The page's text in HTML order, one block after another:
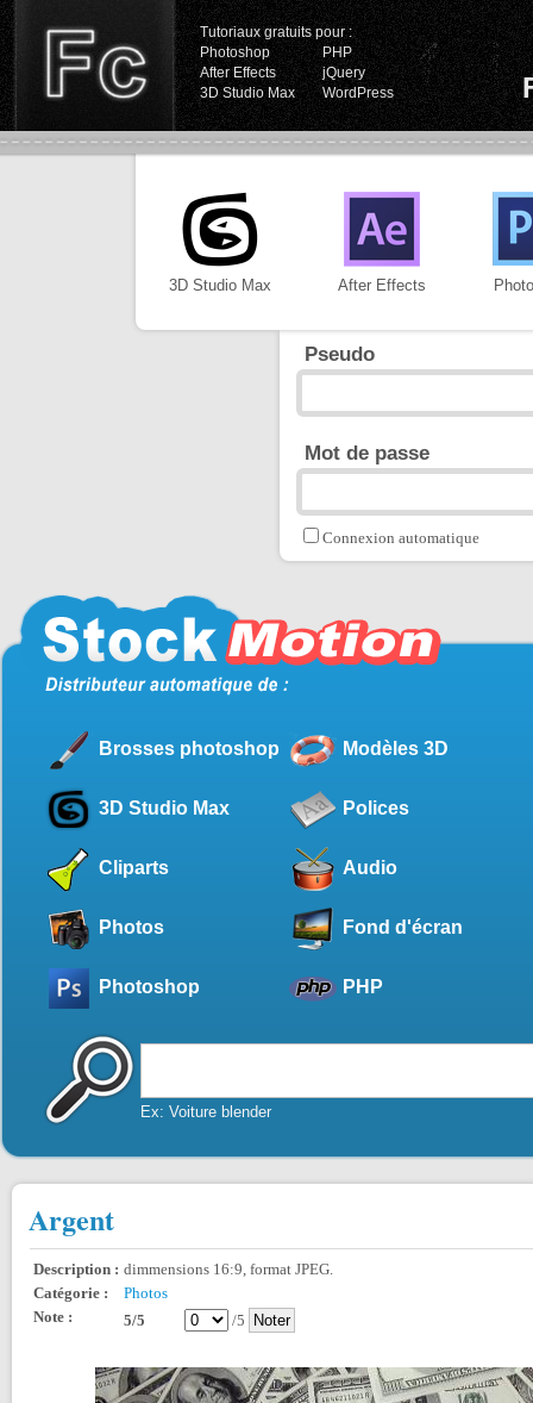
Tutoriaux gratuits pour :
Photoshop
PHP
After Effects
jQuery
3D Studio Max
WordPress
3D Studio Max After Effects
Pseudo
Mot de passe
Connexion automatique
Brosses photoshop Modèles 3D
3D Studio Max Polices
Cliparts Audio
Photos Fond d'écran
Photoshop PHP
Ex: Voiture blender
Argent
Description : dimmensions 16:9, format JPEG.
Catégorie :
Photos
Note :
5/5 /5